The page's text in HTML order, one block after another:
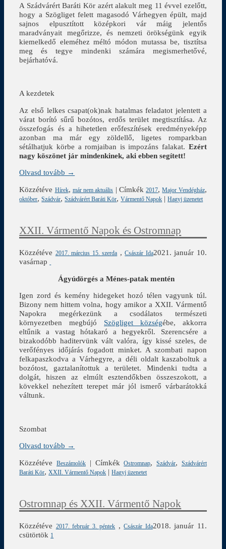
A Szádvárért Baráti Kör azért alakult meg 11 évvel ezelőtt,
hogy a Szögliget felett magasodó Várhegyen épült, majd
sajnos elpusztított középkori vár máig jelentős
maradványait megőrizze, és nemzeti örökségünk egyik
kiemelkedő eleméhez méltó módon mutassa be, tisztítsa
meg és tegye mindenki számára megismerhetővé,
bejárhatóvá.
A kezdetek
Az első lelkes csapat(ok)nak hatalmas feladatot jelentett a
várat borító sűrű bozótos, erdős terület megtisztítása. Az
összefogás és a hihetetlen erőfeszítések eredményeképp
azonban ma már egy zöldellő, ligetes romparkban
sétálhatjuk körbe a romjaiban is impozáns falakat. Ezért
nagy köszönet jár mindenkinek, aki ebben segített!
Olvasd tovább →
Közzétéve Hírek, már nem aktuális | Címkék 2017,Major Vendégház,
október,Szádvár,Szádvárért Baráti Kör,Vármentő Napok |Hagyj üzenetet
XXII. Vármentő Napok és Ostromnap
Közzétéve 2017. március 15. szerda ,Császár Ida2021. január 10.
vasárnap
Ágyúdörgés a Ménes-patak mentén
Igen zord és kemény hidegeket hozó télen vagyunk túl.
Bizony nem hittem volna, hogy amikor a XXII. Vármentő
Napokra megérkezünk a csodálatos természeti
környezetben megbújó Szögliget községébe, akkorra
eltűnik a vastag hótakaró a hegyekről. Szerencsére a
bizakodóbb haditervünk vált valóra, így kissé szeles, de
verőfényes időjárás fogadott minket. A szombati napon
felkapaszkodva a Várhegyre, a déli oldalt kaszaboltuk a
bozótost, gaztalanítottuk a területet. Mindenki tudta a
dolgát, hiszen az elmúlt esztendőkben összeszokott, a
kövekkel nehezített terepet már jól ismerő várbarátokká
váltunk.
Szombat
Olvasd tovább →
Közzétéve
Beszámolók | Címkék Ostromnap,Szádvár,
Szádvárért
Baráti Kör,XXII. Vármentő Napok |Hagyj üzenetet
Ostromnap és XXII. Vármentő Napok
Közzétéve 2017. február 3. péntek ,Császár Ida2018. január 11.
csütörtök 1